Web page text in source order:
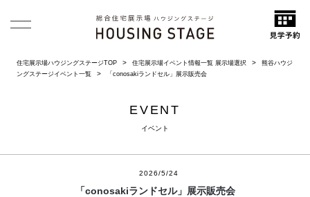
住宅展示場ハウジングステージTOP 住宅展示場イベント情報一覧 展示場選択
熊谷ハウジ
ングステージイベント一覧
「conosakiランドセル」展示販売会
EVENT
イベント
2026/5/24
「conosakiランドセル」展示販売会